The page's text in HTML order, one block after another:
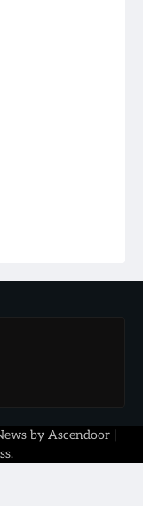
by Ascendoor|
.